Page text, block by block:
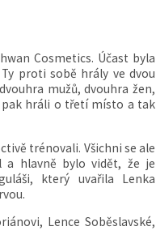
Cosmetics. Účast byla
proti sobě hrály ve dvou
mužů, dvouhra žen,
pak hráli o třetí místo a tak
trénovali. Všichni se ale
a hlavně bylo vidět, že je
který uvařila Lenka
Lence Soběslavské,